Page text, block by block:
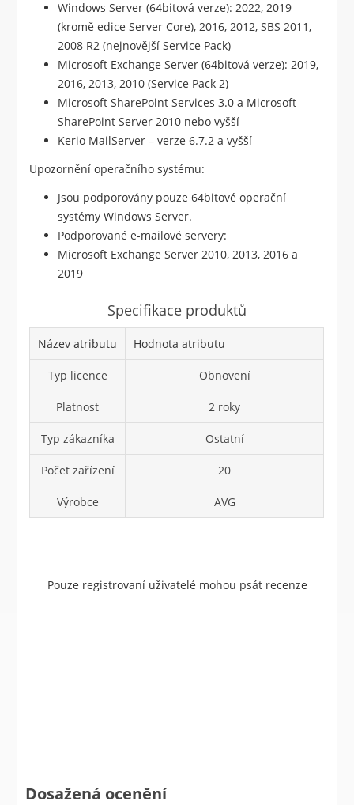
Windows Server (64bitová verze): 2022, 2019
(kromě edice Server Core), 2016, 2012, SBS 2011,
2008 R2 (nejnovější Service Pack)
Microsoft Exchange Server (64bitová verze): 2019,
2016, 2013, 2010 (Service Pack 2)
Microsoft SharePoint Services 3.0 a Microsoft
SharePoint Server 2010 nebo vyšší
Kerio MailServer – verze 6.7.2 a vyšší
Upozornění operačního systému:
Jsou podporovány pouze 64bitové operační
systémy Windows Server.
Podporované e-mailové servery:
Microsoft Exchange Server 2010, 2013, 2016 a
2019
Specifikace produktů
Název atributu Hodnota atributu
Typ licence Obnovení
Platnost 2 roky
Typ zákazníka Ostatní
Počet zařízení 20
Výrobce AVG
Pouze registrovaní uživatelé mohou psát recenze
Dosažená ocenění